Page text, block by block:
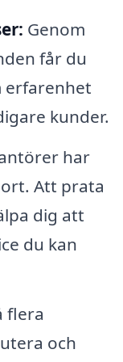
Genom
får du
erfarenhet
kunder.
har
Att prata
dig att
du kan
flera
och